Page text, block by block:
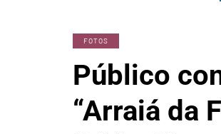
FOTOS
Público
“Arraiá da